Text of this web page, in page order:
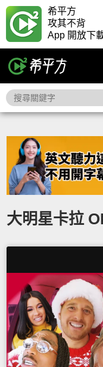
希平方
攻其不背
App 開放下
大明星卡拉